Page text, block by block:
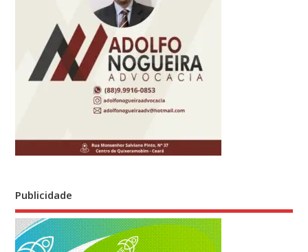
Publicidade